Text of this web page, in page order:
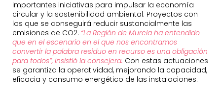
importantes iniciativas para impulsar la economía
circular y la sostenibilidad ambiental. Proyectos con
los que se conseguirá reducir sustancialmente las
emisiones de CO2. “La Región de Murcia ha entendido
que en el escenario en el que nos encontramos
convertir la palabra residuo en recurso es una obligación
para todos”, insistió la consejera. Con estas actuaciones
se garantiza la operatividad, mejorando la capacidad,
eficacia y consumo energético de las instalaciones.